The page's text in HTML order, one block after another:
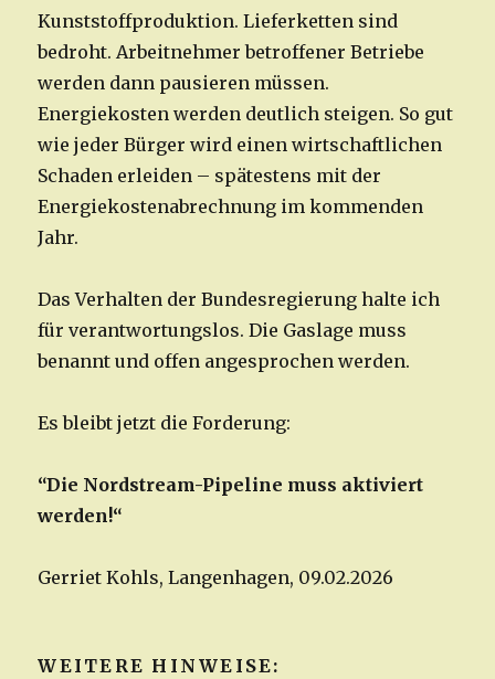
Kunststoffproduktion. Lieferketten sind
bedroht. Arbeitnehmer betroffener Betriebe
werden dann pausieren müssen.
Energiekosten werden deutlich steigen. So gut
wie jeder Bürger wird einen wirtschaftlichen
Schaden erleiden – spätestens mit der
Energiekostenabrechnung im kommenden
Jahr.
Das Verhalten der Bundesregierung halte ich
für verantwortungslos. Die Gaslage muss
benannt und offen angesprochen werden.
Es bleibt jetzt die Forderung:
“Die Nordstream-Pipeline muss aktiviert
werden!“
Gerriet Kohls, Langenhagen, 09.02.2026
WEITERE HINWEISE: